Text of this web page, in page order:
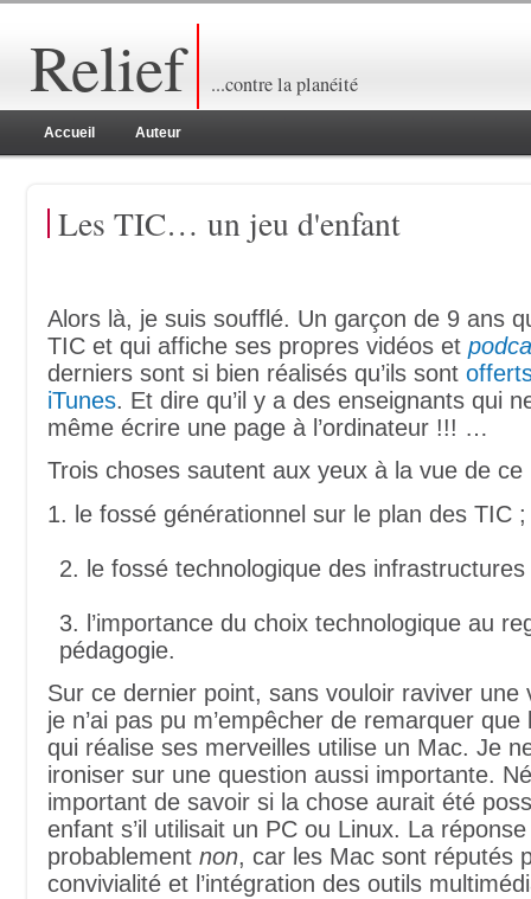
Relief ...contre la planéité
Accueil Auteur
Les TIC… un jeu d'enfant
Alors là, je suis soufflé. Un garçon de 9 ans
TIC et qui affiche ses propres vidéos et
derniers sont si bien réalisés qu’ils sont
iTunes. Et dire qu’il y a des enseignants qui
même écrire une page à l’ordinateur !!! …
Trois choses sautent aux yeux à la vue de ce
1. le fossé générationnel sur le plan des TIC ;
2. le fossé technologique des
3. l’importance du choix technologique au
pédagogie.
Sur ce dernier point, sans vouloir raviver une
je n’ai pas pu m’empêcher de remarquer
qui réalise ses merveilles utilise un Mac. Je
ironiser sur une question aussi importante.
important de savoir si la chose aurait été
enfant s’il utilisait un PC ou Linux. La
probablement non, car les Mac sont réputés
convivialité et l’intégration des outils